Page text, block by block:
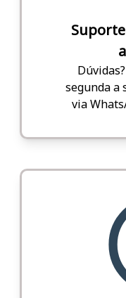
segunda a
via